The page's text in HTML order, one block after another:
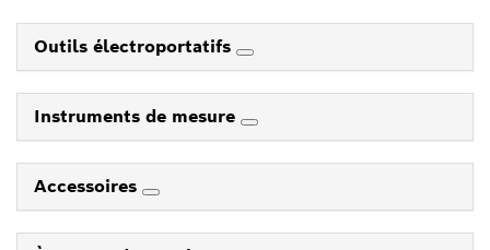
Outils électroportatifs
Instruments de mesure
Accessoires